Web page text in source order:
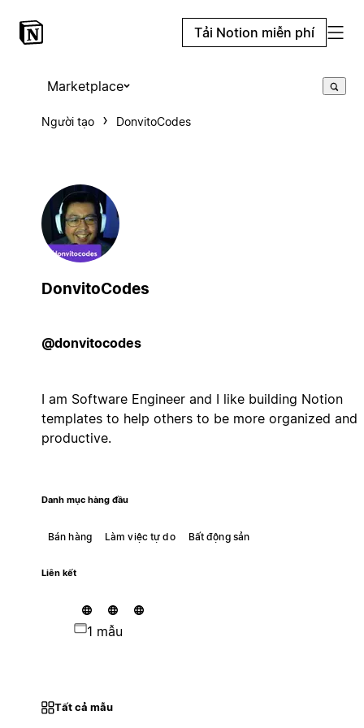
Tải Notion miễn phí
Marketplace
Người tạo DonvitoCodes
DonvitoCodes
@donvitocodes
I am Software Engineer and I like building Notion
templates to help others to be more organized and
productive.
Danh mục hàng đầu
Bán hàng Làm việc tự do Bất động sản
Liên kết
1 mẫu
Tất cả mẫu